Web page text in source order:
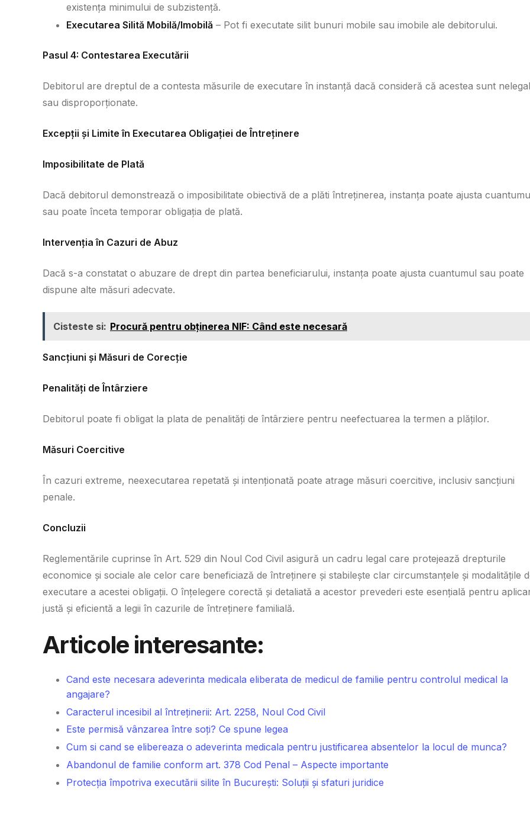
existența minimului de subzistență.
Executarea Silită Mobilă/Imobilă – Pot fi executate silit bunuri mobile sau imobile ale debitorului.
Pasul 4: Contestarea Executării
Debitorul are dreptul de a contesta măsurile de executare în instanță dacă consideră că acestea sunt
sau disproporționate.
Excepții și Limite în Executarea Obligației de Întreținere
Imposibilitate de Plată
Dacă debitorul demonstrează o imposibilitate obiectivă de a plăti întreținerea, instanța poate ajusta
sau poate înceta temporar obligația de plată.
Intervenția în Cazuri de Abuz
Dacă s-a constatat o abuzare de drept din partea beneficiarului, instanța poate ajusta cuantumul sau poate
dispune alte măsuri adecvate.
Cisteste si: Procură pentru obținerea NIF: Când este necesară
Sancțiuni și Măsuri de Corecție
Penalități de Întârziere
Debitorul poate fi obligat la plata de penalități de întârziere pentru neefectuarea la termen a plăților.
Măsuri Coercitive
În cazuri extreme, neexecutarea repetată și intenționată poate atrage măsuri coercitive, inclusiv sancțiuni
penale.
Concluzii
Reglementările cuprinse în Art. 529 din Noul Cod Civil asigură un cadru legal care protejează drepturile
economice și sociale ale celor care beneficiază de întreținere și stabilește clar circumstanțele și modalitățile
executare a acestei obligații. O înțelegere corectă și detaliată a acestor prevederi este esențială pentru
justă și eficientă a legii în cazurile de întreținere familială.
Articole interesante:
Cand este necesara adeverinta medicala eliberata de medicul de familie pentru controlul medical la
angajare?
Caracterul incesibil al întreținerii: Art. 2258, Noul Cod Civil
Este permisă vânzarea între soți? Ce spune legea
Cum si cand se elibereaza o adeverinta medicala pentru justificarea absentelor la locul de munca?
Abandonul de familie conform art. 378 Cod Penal – Aspecte importante
Protecția împotriva executării silite în București: Soluții și sfaturi juridice